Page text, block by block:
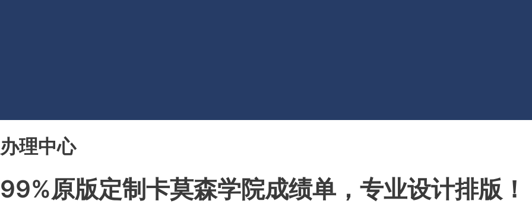
办理中心
99%原版定制卡莫森学院成绩单，专业设计排版！